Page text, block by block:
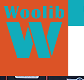
Aller
au
contenu